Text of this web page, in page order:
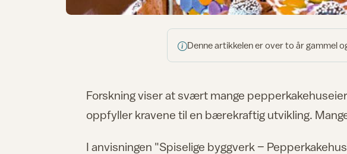
Denne artikkelen er over to år gammel
Forskning viser at svært mange
oppfyller kravene til en bærekraftig utvikling.
I anvisningen "Spiselige byggverk –